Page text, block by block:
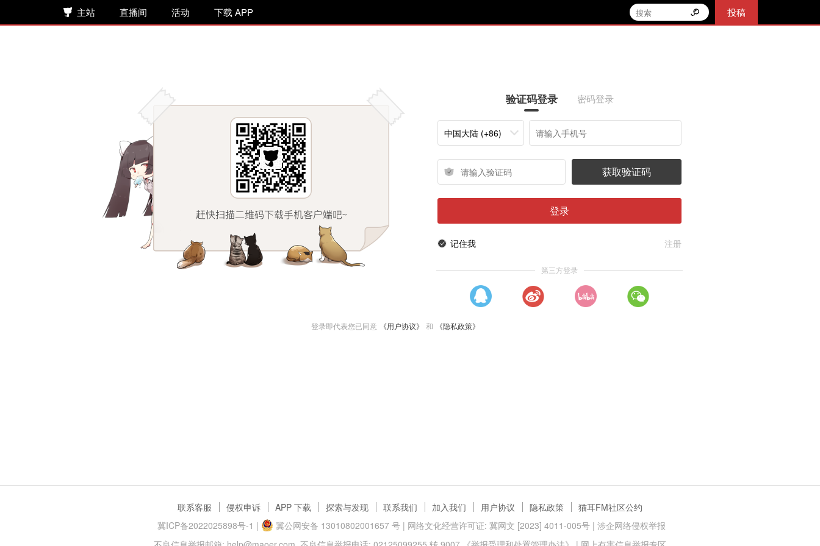
主站 直播间 活动 下载 APP 投稿
验证码登录 密码登录
中国大陆 (+86)
获取验证码
登录
记住我 注册
第三方登录
登录即代表您已同意 《用户协议》 和 《隐私政策》
联系客服 侵权申诉 APP 下载 探索与发现 联系我们 加入我们 用户协议 隐私政策
猫耳FM社区公约
冀ICP备2022025898号-1 | 冀公网安备 13010802001657 号| 网络文化经营许可证: 冀网文 [2023] 4011-005号 | 涉企网络侵权举报